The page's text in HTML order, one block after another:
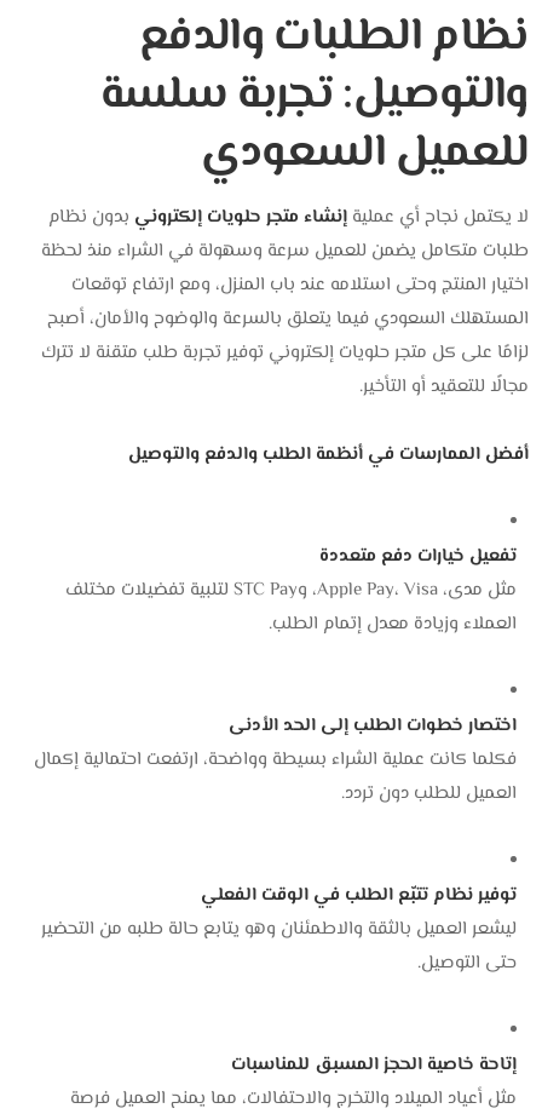
نظام الطلبات والدفع
والتوصيل: تجربة سلسة
للعميل السعودي
لا يكتمل نجاح أي عمليةإنشاء متجر حلويات إلكتروني بدون نظام
طلبات متكامل يضمن للعميل سرعة وسهولة في الشراء منذ لحظة
اختيار المنتج وحتى استلامه عند باب المنزل، ومع ارتفاع توقعات
المستهلك السعودي فيما يتعلق بالسرعة والوضوح والأمان، أصبح
لزامًا على كل متجر حلويات إلكتروني توفير تجربة طلب متقنة لا تترك
مجالًا للتعقيد أو التأخير.
أفضل الممارسات في أنظمة الطلب والدفع والتوصيل
تفعيل خيارات دفع متعددة
مثل مدى، Apple Pay، Visa، وSTC Pay لتلبية تفضيلات مختلف
العملاء وزيادة معدل إتمام الطلب.
اختصار خطوات الطلب إلى الحد الأدنى
فكلما كانت عملية الشراء بسيطة وواضحة، ارتفعت احتمالية إكمال
العميل للطلب دون تردد.
توفير نظام تتبّع الطلب في الوقت الفعلي
ليشعر العميل بالثقة والاطمئنان وهو يتابع حالة طلبه من التحضير
حتى التوصيل.
إتاحة خاصية الحجز المسبق للمناسبات
مثل أعياد الميلاد والتخرج والاحتفالات، مما يمنح العميل فرصة